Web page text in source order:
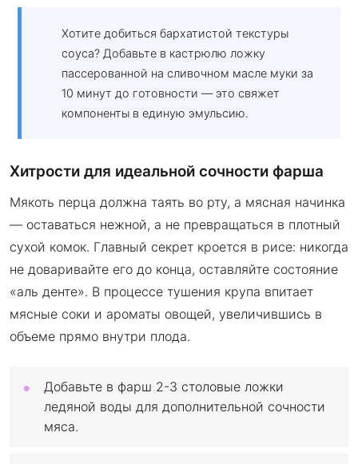
Хотите добиться бархатистой текстуры
соуса? Добавьте в кастрюлю ложку
пассерованной на сливочном масле муки за
10 минут до готовности — это свяжет
компоненты в единую эмульсию.
Хитрости для идеальной сочности фарша
Мякоть перца должна таять во рту, а мясная начинка
— оставаться нежной, а не превращаться в плотный
сухой комок. Главный секрет кроется в рисе: никогда
не доваривайте его до конца, оставляйте состояние
«аль денте». В процессе тушения крупа впитает
мясные соки и ароматы овощей, увеличившись в
объеме прямо внутри плода.
Добавьте в фарш 2-3 столовые ложки
ледяной воды для дополнительной сочности
мяса.